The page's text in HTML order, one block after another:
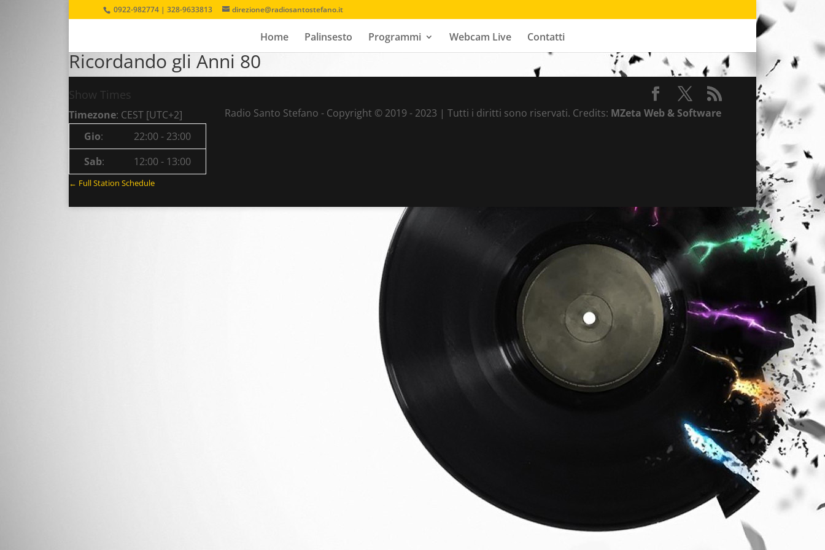
0922-982774 | 328-9633813 direzione@radiosantostefano.it
Home Palinsesto Programmi Webcam Live Contatti
Ricordando gli Anni 80
Show Times
Timezone: CEST [UTC+2]
Gio: 22:00- 23:00
Sab: 12:00- 13:00
← Full Station Schedule
Radio Santo Stefano - Copyright © 2019 - 2023 | Tutti i diritti sono riservati. Credits: MZeta Web & Software